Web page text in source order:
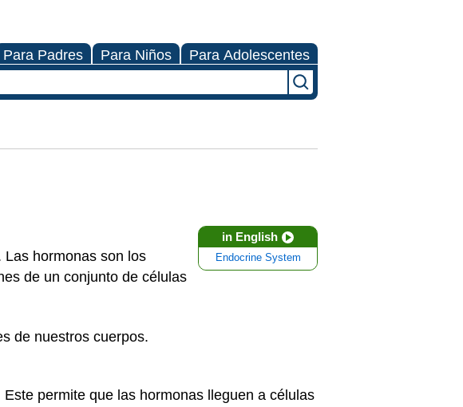
Para Padres Para Niños Para Adolescentes
in English
Endocrine System
hormonas son los
de un conjunto de células
de nuestros cuerpos.
permite que las hormonas lleguen a células